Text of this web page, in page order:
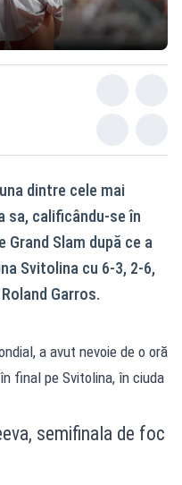
dintre cele mai
sa, calificându-se în
Slam după ce a
Svitolina cu 6-3, 2-6,
Garros.
a avut nevoie de o oră
final pe Svitolina, în ciuda
semifinala de foc